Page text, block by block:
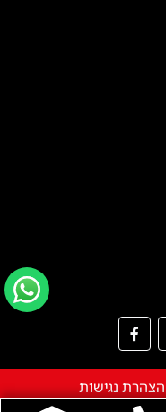
הצהרת נגישות